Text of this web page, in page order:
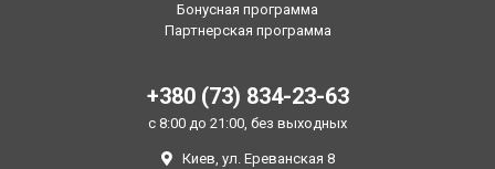
Бонусная программа
Партнерская программа
+380 (73) 834-23-63
с 8:00 до 21:00, без выходных
Киев, ул. Ереванская 8